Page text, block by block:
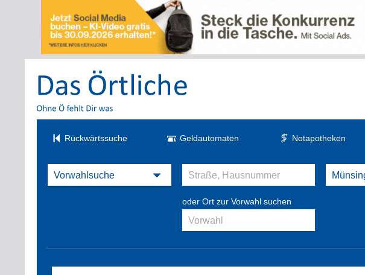
Rückwärtssuche Geldautomaten Notapotheken
oder Ort zur Vorwahl suchen